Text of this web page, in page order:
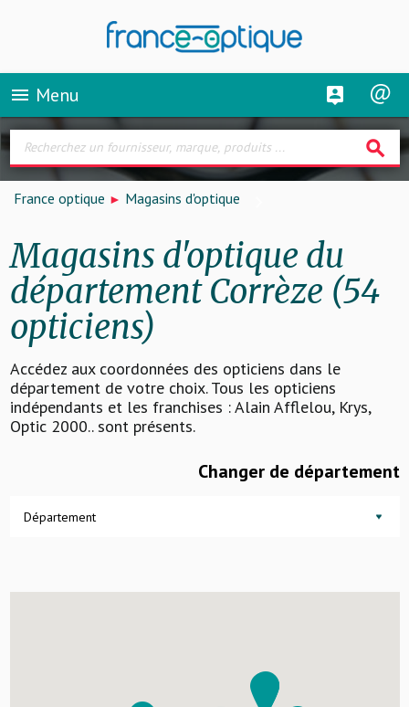
menu Menu
search
France optique Magasins d'optique
Magasins d'optique du
département Corrèze (54
opticiens)
Accédez aux coordonnées des opticiens dans le
département de votre choix. Tous les opticiens
indépendants et les franchises : Alain Afflelou, Krys,
Optic 2000.. sont présents.
Changer de département
Département